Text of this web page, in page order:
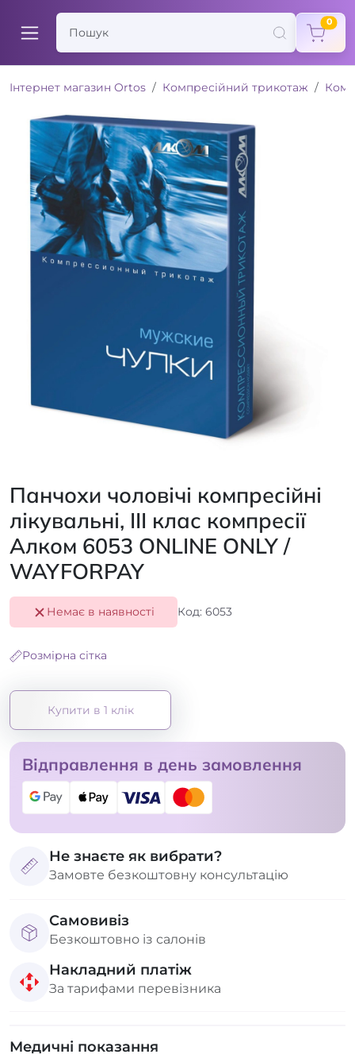
0
Інтернет магазин Ortos Компресійний трикотаж
Панчохи чоловічі компресійні
лікувальні, III клас компресії
Алком 6053 ONLINE ONLY /
WAYFORPAY
Немає в наявності Код: 6053
Розмірна сітка
Купити в 1 клік
Відправлення в день замовлення
Не знаєте як вибрати?
Замовте безкоштовну консультацію
Самовивіз
Безкоштовно із салонів
Накладний платіж
За тарифами перевізника
Медичні показання